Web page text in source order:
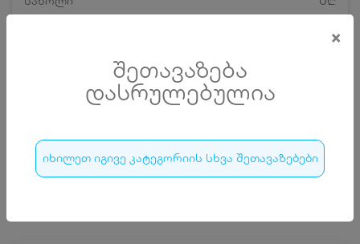
×
შეთავაზება
დასრულებულია
იხილეთ იგივე კატეგორიის სხვა შეთავაზებები
0₾
დღეების რაოდენობა
დამატებითი საწოლი